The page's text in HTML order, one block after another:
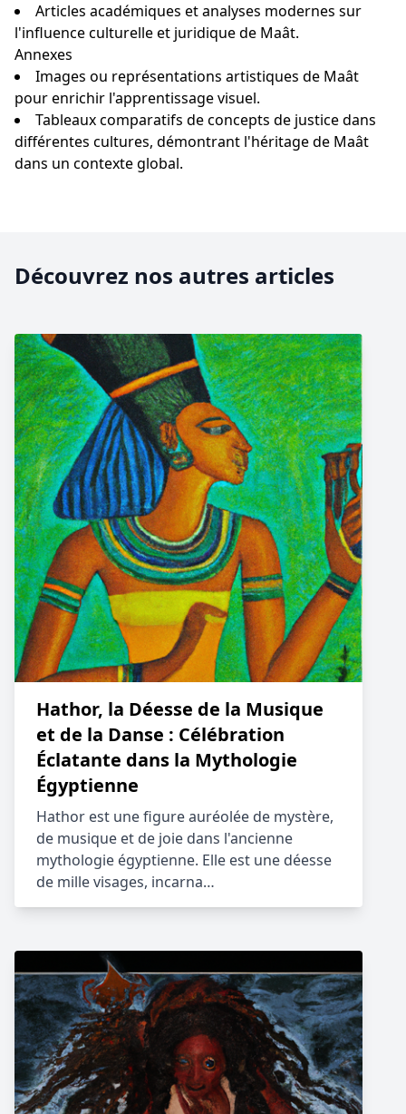
Articles académiques et analyses modernes sur
l'influence culturelle et juridique de Maât.
Annexes
Images ou représentations artistiques de Maât
pour enrichir l'apprentissage visuel.
Tableaux comparatifs de concepts de justice dans
différentes cultures, démontrant l'héritage de Maât
dans un contexte global.
Découvrez nos autres articles
Hathor, la Déesse de la Musique
et de la Danse : Célébration
Éclatante dans la Mythologie
Égyptienne
Hathor est une figure auréolée de mystère,
de musique et de joie dans l'ancienne
mythologie égyptienne. Elle est une déesse
de mille visages, incarna…